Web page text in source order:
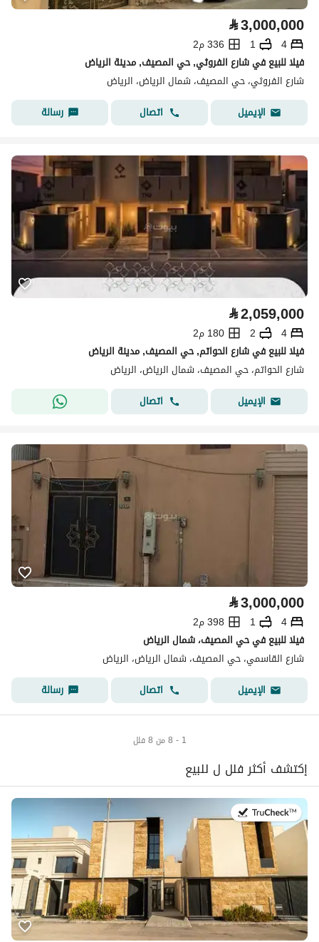
⃁3,000,000
4
1
336 م2
فيلا للبيع في شارع الفروثي, حي المصيف, مدينة الرياض
شارع الفروثي، حي المصيف، شمال الرياض، الرياض
الإيميل
اتصال رسالة
⃁2,059,000
4
2
180 م2
فيلا للبيع في شارع الحواتم, حي المصيف, مدينة الرياض
شارع الحواتم، حي المصيف، شمال الرياض، الرياض
الإيميل
اتصال
⃁3,000,000
4
1
398 م2
فيلا للبيع في حي المصيف، شمال الرياض
شارع القاسمي، حي المصيف، شمال الرياض، الرياض
الإيميل
اتصال رسالة
1 - 8 من 8 فلل
إكتشف أكثر فلل ل للبيع
في:27 يوليو 2026